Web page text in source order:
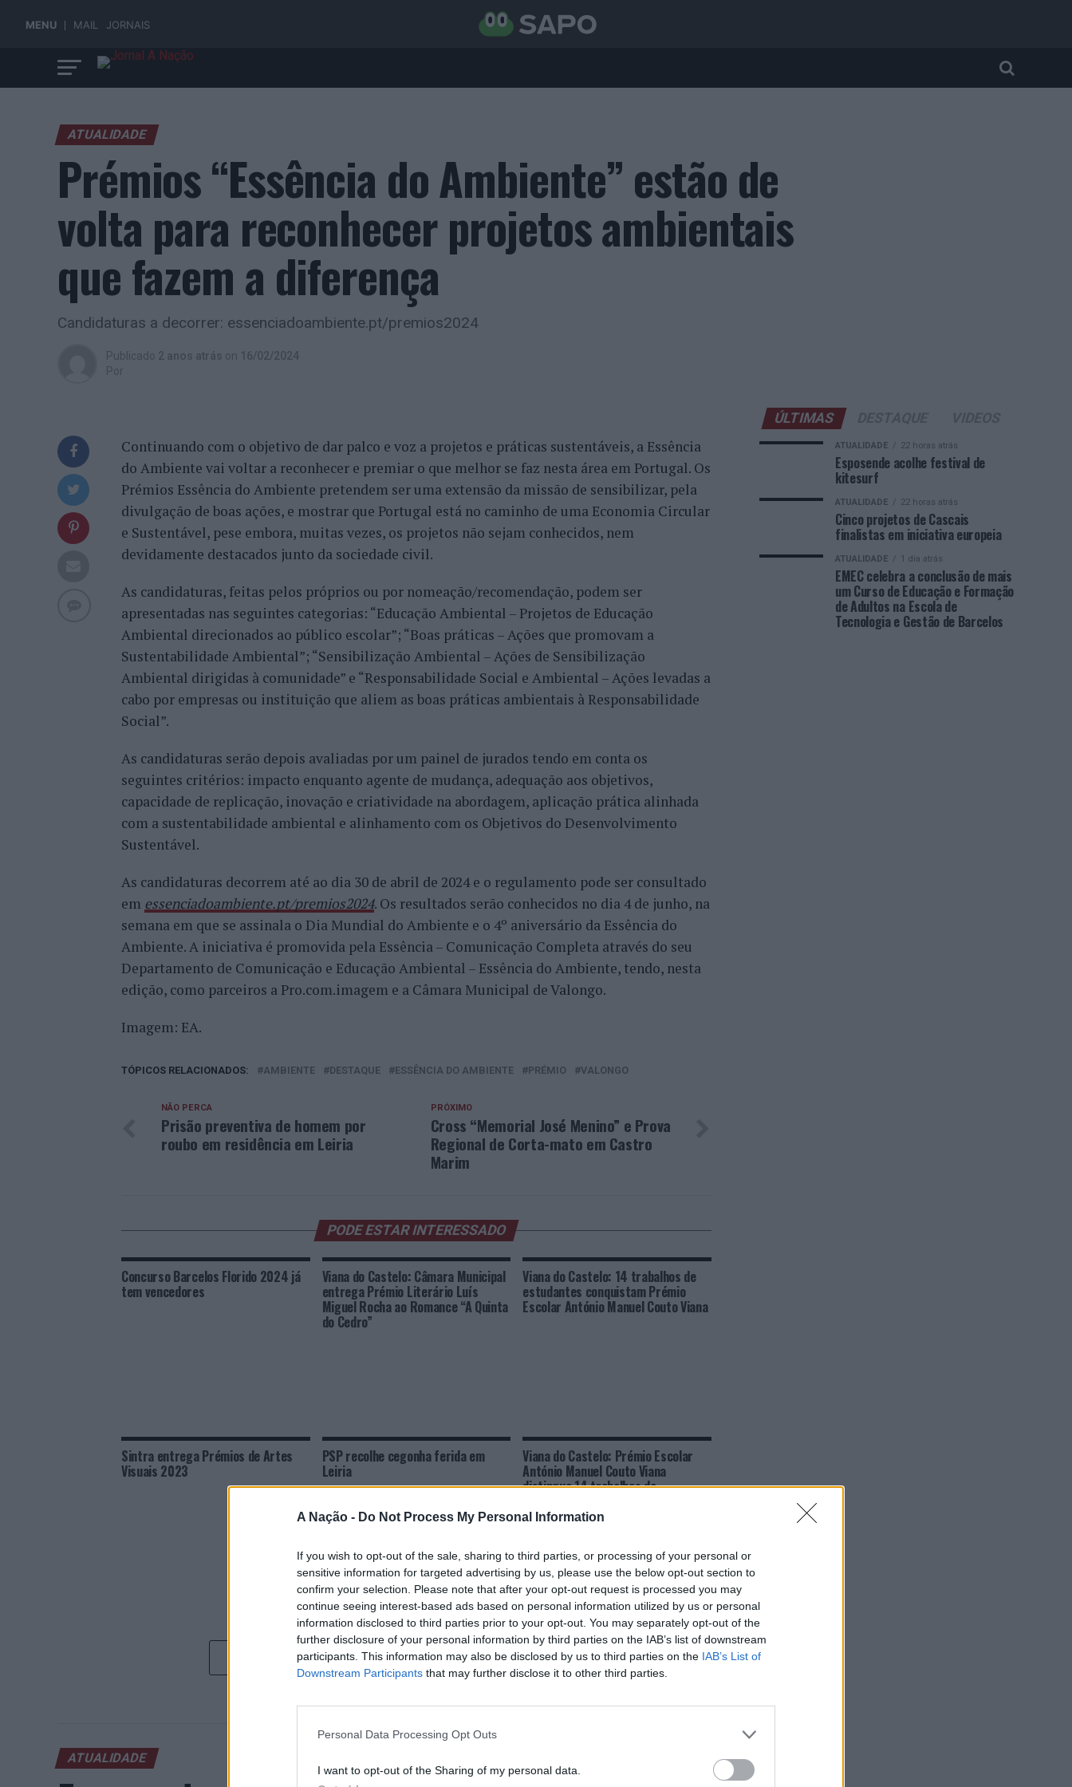
A Nação - Do Not Process My Personal Information
If you wish to opt-out of the sale, sharing to third parties, or processing of your personal or
sensitive information for targeted advertising by us, please use the below opt-out section to
confirm your selection. Please note that after your opt-out request is processed you may
continue seeing interest-based ads based on personal information utilized by us or personal
information disclosed to third parties prior to your opt-out. You may separately opt-out of the
further disclosure of your personal information by third parties on the IAB’s list of downstream
participants. This information may also be disclosed by us to third parties on the IAB’s List of
Downstream Participants that may further disclose it to other third parties.
Personal Data Processing Opt Outs
I want to opt-out of the Sharing of my personal data.
MENU MAIL JORNAIS
ATUALIDADE
Prémios “Essência do Ambiente” estão de
volta para reconhecer projetos ambientais
que fazem a diferença
Candidaturas a decorrer: essenciadoambiente.pt/premios2024
Publicado 2 anos atrás on 16/02/2024
Por
Continuando com o objetivo de dar palco e voz a projetos e práticas sustentáveis, a Essência
do Ambiente vai voltar a reconhecer e premiar o que melhor se faz nesta área em Portugal. Os
Prémios Essência do Ambiente pretendem ser uma extensão da missão de sensibilizar, pela
divulgação de boas ações, e mostrar que Portugal está no caminho de uma Economia Circular
e Sustentável, pese embora, muitas vezes, os projetos não sejam conhecidos, nem
devidamente destacados junto da sociedade civil.
As candidaturas, feitas pelos próprios ou por nomeação/recomendação, podem ser
apresentadas nas seguintes categorias: “Educação Ambiental – Projetos de Educação
Ambiental direcionados ao público escolar”; “Boas práticas – Ações que promovam a
Sustentabilidade Ambiental”; “Sensibilização Ambiental – Ações de Sensibilização
Ambiental dirigidas à comunidade” e “Responsabilidade Social e Ambiental – Ações levadas a
cabo por empresas ou instituição que aliem as boas práticas ambientais à Responsabilidade
Social”.
As candidaturas serão depois avaliadas por um painel de jurados tendo em conta os
seguintes critérios: impacto enquanto agente de mudança, adequação aos objetivos,
capacidade de replicação, inovação e criatividade na abordagem, aplicação prática alinhada
com a sustentabilidade ambiental e alinhamento com os Objetivos do Desenvolvimento
Sustentável.
As candidaturas decorrem até ao dia 30 de abril de 2024 e o regulamento pode ser consultado
em essenciadoambiente.pt/premios2024. Os resultados serão conhecidos no dia 4 de junho, na
semana em que se assinala o Dia Mundial do Ambiente e o 4º aniversário da Essência do
Ambiente. A iniciativa é promovida pela Essência – Comunicação Completa através do seu
Departamento de Comunicação e Educação Ambiental – Essência do Ambiente, tendo, nesta
edição, como parceiros a Pro.com.imagem e a Câmara Municipal de Valongo.
Imagem: EA.
TÓPICOS RELACIONADOS: AMBIENTE DESTAQUE ESSÊNCIA DO AMBIENTE PRÉMIO VALONGO
PRÓXIMO
Cross “Memorial José Menino” e Prova
Regional de Corta-mato em Castro
Marim
NÃO PERCA
Prisão preventiva de homem por
roubo em residência em Leiria
PODE ESTAR INTERESSADO
Concurso Barcelos Florido 2024 já
tem vencedores
Viana do Castelo: Câmara Municipal
entrega Prémio Literário Luís
Miguel Rocha ao Romance “A Quinta
do Cedro”
Viana do Castelo: 14 trabalhos de
estudantes conquistam Prémio
Escolar António Manuel Couto Viana
Sintra entrega Prémios de Artes
Visuais 2023
PSP recolhe cegonha ferida em
Leiria
Viana do Castelo: Prémio Escolar
António Manuel Couto Viana
distingue 14 trabalhos de
CLIQUE PARA COMENTAR
ATUALIDADE
ÚLTIMAS
ATUALIDADE 22 horas atrás
Esposende acolhe festival de
kitesurf
ATUALIDADE 22 horas atrás
Cinco projetos de Cascais
finalistas em iniciativa europeia
ATUALIDADE 1 dia atrás
EMEC celebra a conclusão de mais
um Curso de Educação e Formação
de Adultos na Escola de
Tecnologia e Gestão de Barcelos